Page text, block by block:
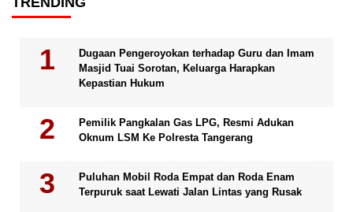
Dugaan Pengeroyokan terhadap Guru dan Imam
Masjid Tuai Sorotan, Keluarga Harapkan
Kepastian Hukum
Pemilik Pangkalan Gas LPG, Resmi Adukan
Oknum LSM Ke Polresta Tangerang
Puluhan Mobil Roda Empat dan Roda Enam
Terpuruk saat Lewati Jalan Lintas yang Rusak